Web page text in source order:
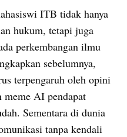
ITB tidak hanya
hukum, tetapi juga
perkembangan ilmu
sebelumnya,
terpengaruh oleh opini
meme AI pendapat
Sementara di dunia
tanpa kendali